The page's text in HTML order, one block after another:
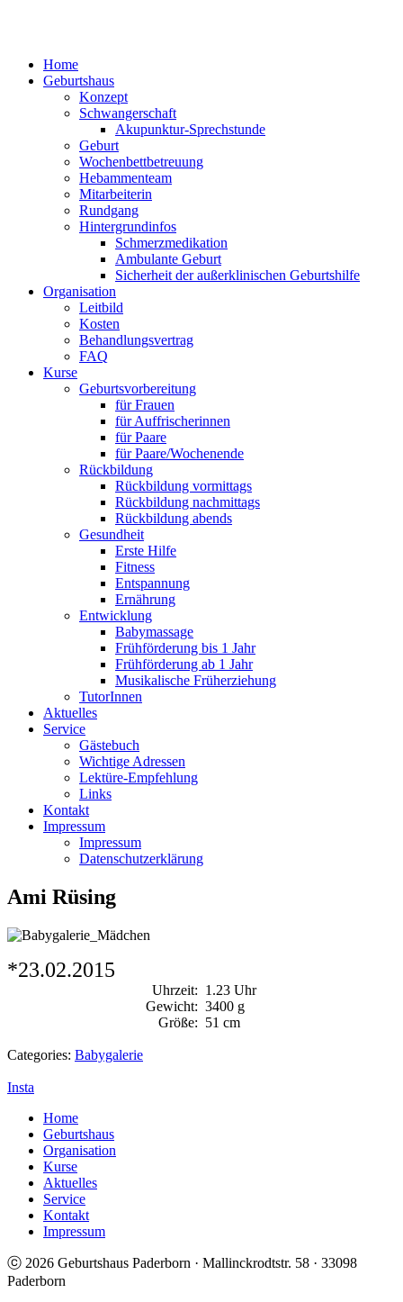
Home
Geburtshaus
Konzept
Schwangerschaft
Akupunktur-Sprechstunde
Geburt
Wochenbettbetreuung
Hebammenteam
Mitarbeiterin
Rundgang
Hintergrundinfos
Schmerzmedikation
Ambulante Geburt
Sicherheit der außerklinischen Geburtshilfe
Organisation
Leitbild
Kosten
Behandlungsvertrag
FAQ
Kurse
Geburtsvorbereitung
für Frauen
für Auffrischerinnen
für Paare
für Paare/Wochenende
Rückbildung
Rückbildung vormittags
Rückbildung nachmittags
Rückbildung abends
Gesundheit
Erste Hilfe
Fitness
Entspannung
Ernährung
Entwicklung
Babymassage
Frühförderung bis 1 Jahr
Frühförderung ab 1 Jahr
Musikalische Früherziehung
TutorInnen
Aktuelles
Service
Gästebuch
Wichtige Adressen
Lektüre-Empfehlung
Links
Kontakt
Impressum
Impressum
Datenschutzerklärung
Ami Rüsing
*23.02.2015
Uhrzeit: 1.23 Uhr
Gewicht: 3400 g
Größe: 51 cm
Categories: Babygalerie
Insta
Home
Geburtshaus
Organisation
Kurse
Aktuelles
Service
Kontakt
Impressum
ⓒ 2026 Geburtshaus Paderborn · Mallinckrodtstr. 58 · 33098
Paderborn